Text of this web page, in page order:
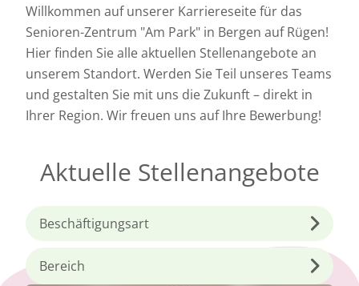
Willkommen auf unserer Karriereseite für das
Senioren-Zentrum "Am Park" in Bergen auf Rügen!
Hier finden Sie alle aktuellen Stellenangebote an
unserem Standort. Werden Sie Teil unseres Teams
und gestalten Sie mit uns die Zukunft – direkt in
Ihrer Region. Wir freuen uns auf Ihre Bewerbung!
Aktuelle Stellenangebote
Beschäftigungsart
Bereich